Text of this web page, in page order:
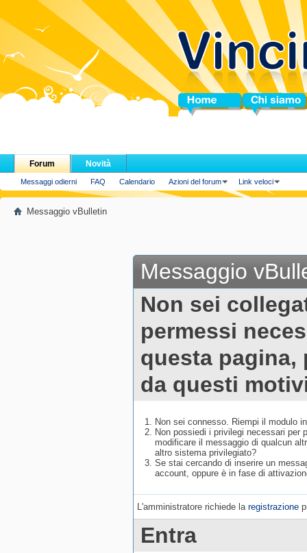
Home Chi siamo
Forum
Messaggi odierni FAQ Calendario Azioni del forum Link veloci
Novità
Messaggio vBulletin
Messaggio
Non sei
permessi
questa pagina,
da questi
Non sei connesso. Riempi il modulo
Non possiedi i privilegi necessari per
modificare il messaggio di qualcun
altro sistema privilegiato?
Se stai cercando di inserire un
account, oppure è in fase di
L'amministratore richiede la registrazione
Entra